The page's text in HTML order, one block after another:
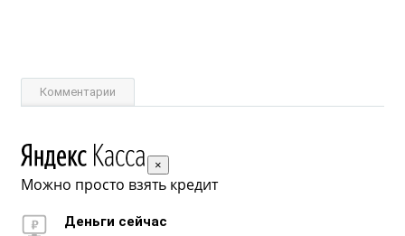
Комментарии
×
Можно просто взять кредит
Деньги сейчас